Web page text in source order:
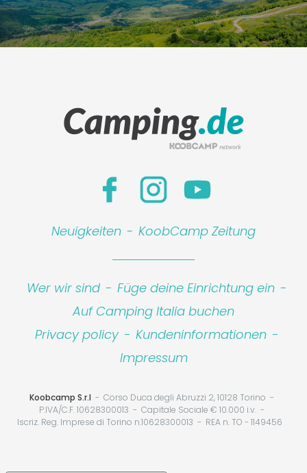
Neuigkeiten - KoobCamp Zeitung
Wer wir sind - Füge deine Einrichtung ein -
Auf Camping Italia buchen
Privacy policy - Kundeninformationen -
Impressum
Koobcamp S.r.l
Corso Duca degli Abruzzi 2, 10128 Torino
P.IVA/C.F. 10628300013
Capitale Sociale € 10.000 i.v.
Iscriz. Reg. Imprese di Torino n.10628300013
REA n. TO - 1149456